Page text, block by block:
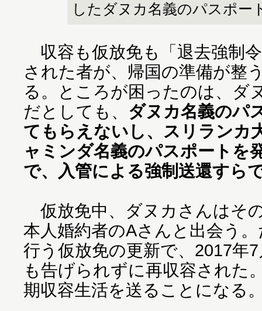
したダヌカ名義のパスポー
収容も仮放免も「退去強制
された者が、帰国の準備が整
る。ところが困ったのは、ダ
だとしても、 ダヌカ名義のパ
てもらえないし、スリランカ
ャミンダ名義のパスポートを
で、入管による強制送還すら
仮放免中、ダヌカさんはそ
本人婚約者のAさんと出会う
行う仮放免の更新で、2017年
も告げられずに再収容された
期収容生活を送ることになる